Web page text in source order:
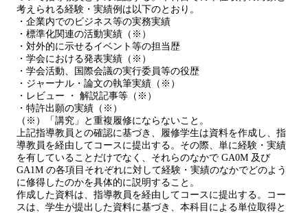
考えられる経験・実績例は以下のとおり。
・企業内でのビジネス等の実務実績
・標準化関連の活動実績（※）
・対外的に示せるイベント等の担当歴
・学会における発表実績（※）
・学会活動、国際会議の実行委員等の役歴
・ジャーナル・論文の執筆実績（※）
・レビュー ・ 解説記事等（※）
・特許出願の実績（※）
（※）「講究」と重複履修にならないこと。
上記指導教員との確認に基づき、履修学生は資料を作成し、指
導教員を経由してコースに提出する。その際、単に経験・実績
を有していることだけでなく、それらのなかで GA0M 及び
GA1M の各項目それぞれに対して経験・実績のなかでどのよう
に修得したのかを具体的に説明すること。
作成した資料は、指導教員を経由してコースに提出する。コー
スは、学生が提出した資料に基づき、本科目による単位取得と